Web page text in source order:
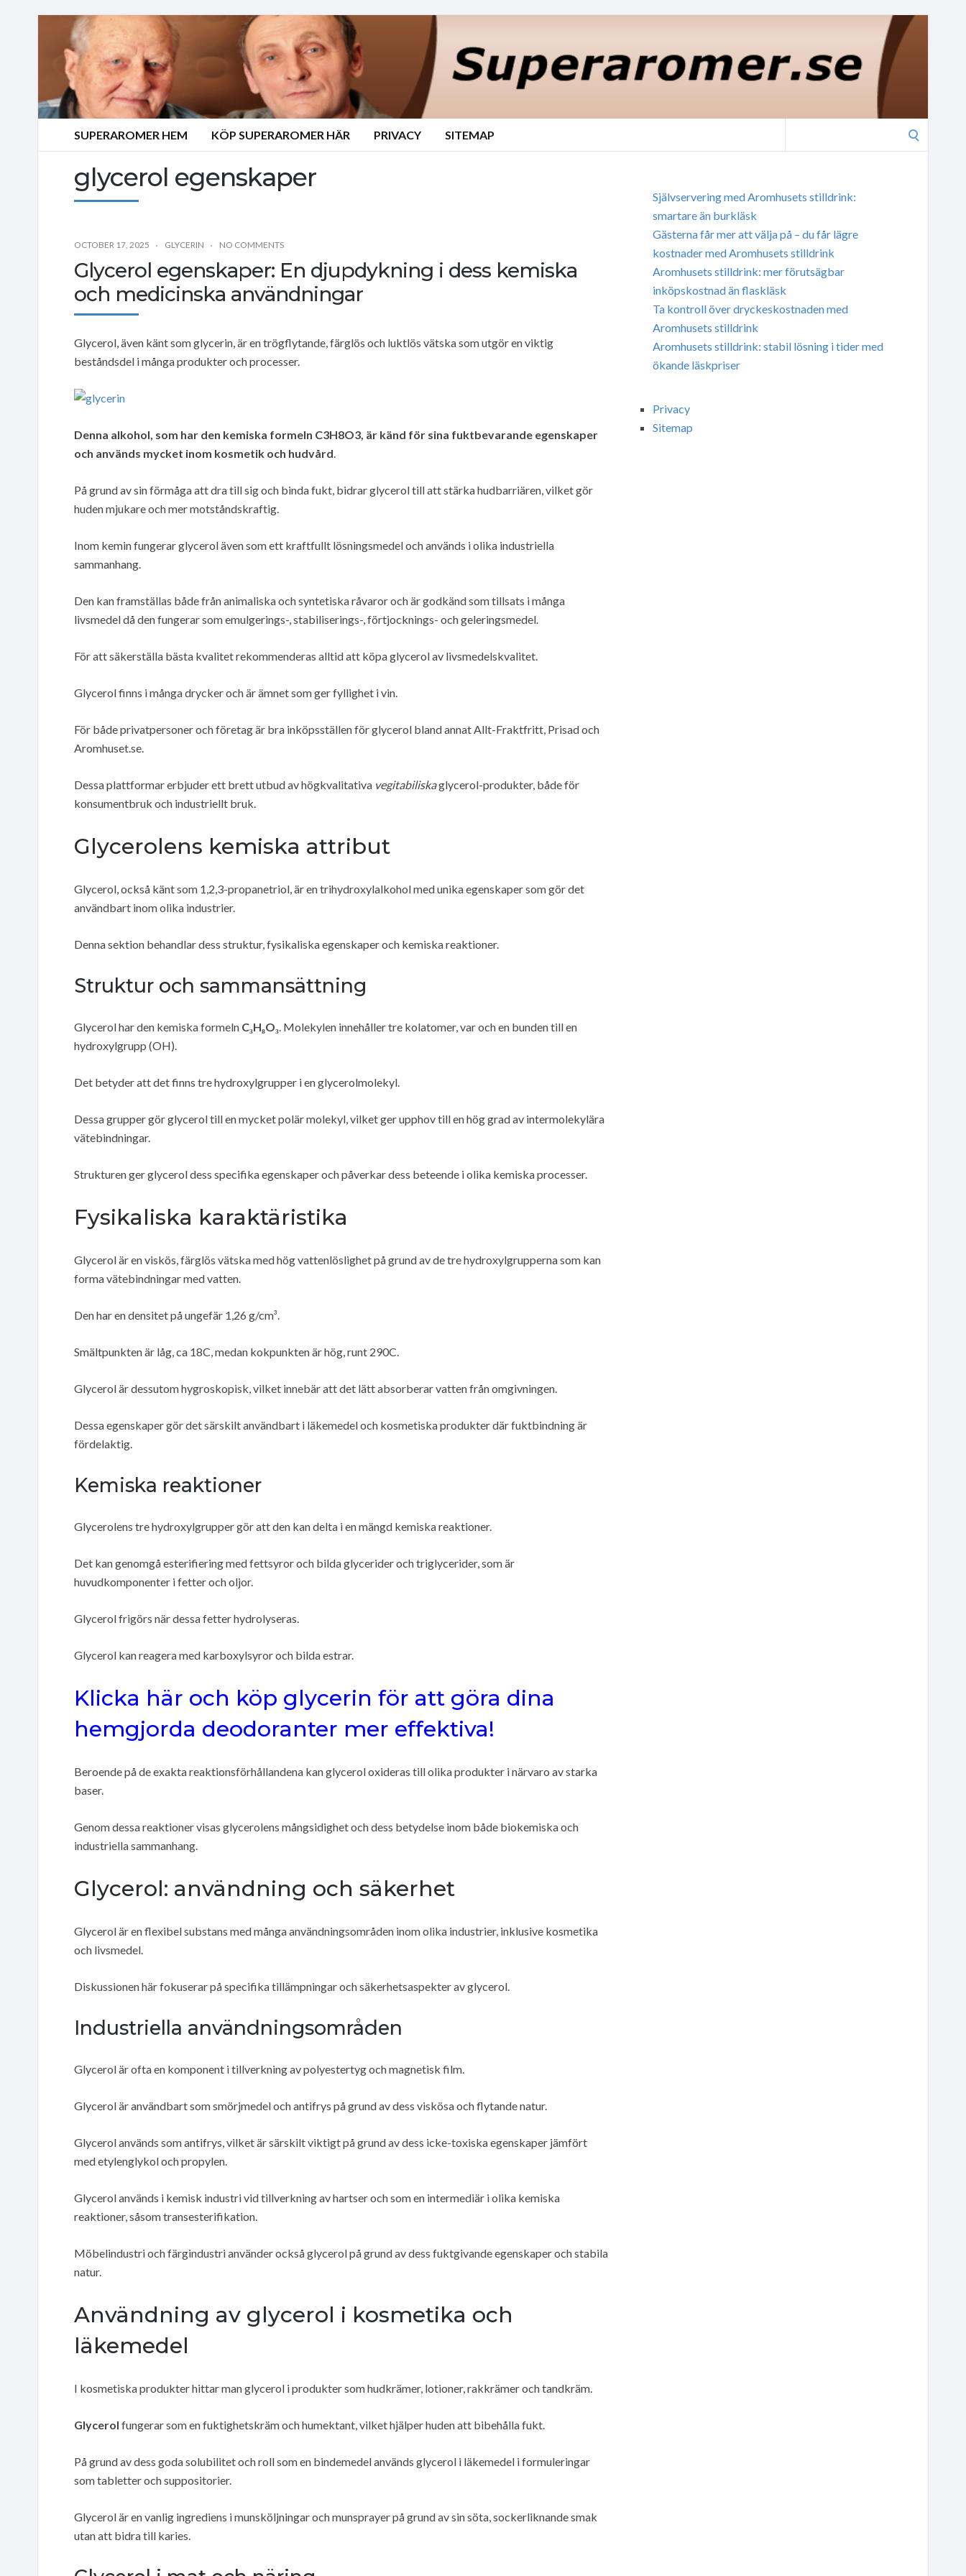
SUPERAROMER HEM KÖP SUPERAROMER HÄR PRIVACY SITEMAP
glycerol egenskaper
OCTOBER 17, 2025 GLYCERIN NO COMMENTS
Glycerol egenskaper: En djupdykning i dess kemiska
och medicinska användningar
Glycerol, även känt som glycerin, är en trögflytande, färglös och luktlös vätska som utgör en viktig
beståndsdel i många produkter och processer.
Denna alkohol, som har den kemiska formeln C3H8O3, är känd för sina fuktbevarande egenskaper
och används mycket inom kosmetik och hudvård.
På grund av sin förmåga att dra till sig och binda fukt, bidrar glycerol till att stärka hudbarriären, vilket gör
huden mjukare och mer motståndskraftig.
Inom kemin fungerar glycerol även som ett kraftfullt lösningsmedel och används i olika industriella
sammanhang.
Den kan framställas både från animaliska och syntetiska råvaror och är godkänd som tillsats i många
livsmedel då den fungerar som emulgerings-, stabiliserings-, förtjocknings- och geleringsmedel.
För att säkerställa bästa kvalitet rekommenderas alltid att köpa glycerol av livsmedelskvalitet.
Glycerol finns i många drycker och är ämnet som ger fyllighet i vin.
För både privatpersoner och företag är bra inköpsställen för glycerol bland annat Allt-Fraktfritt, Prisad och
Aromhuset.se.
Dessa plattformar erbjuder ett brett utbud av högkvalitativa vegitabiliskaglycerol-produkter, både för
konsumentbruk och industriellt bruk.
Glycerolens kemiska attribut
Glycerol, också känt som 1,2,3-propanetriol, är en trihydroxylalkohol med unika egenskaper som gör det
användbart inom olika industrier.
Denna sektion behandlar dess struktur, fysikaliska egenskaper och kemiska reaktioner.
Struktur och sammansättning
Glycerol har den kemiska formeln C₃H₈O₃. Molekylen innehåller tre kolatomer, var och en bunden till en
hydroxylgrupp (OH).
Det betyder att det finns tre hydroxylgrupper i en glycerolmolekyl.
Dessa grupper gör glycerol till en mycket polär molekyl, vilket ger upphov till en hög grad av intermolekylära
vätebindningar.
Strukturen ger glycerol dess specifika egenskaper och påverkar dess beteende i olika kemiska processer.
Fysikaliska karaktäristika
Glycerol är en viskös, färglös vätska med hög vattenlöslighet på grund av de tre hydroxylgrupperna som kan
forma vätebindningar med vatten.
Den har en densitet på ungefär 1,26 g/cm³.
Smältpunkten är låg, ca 18C, medan kokpunkten är hög, runt 290C.
Glycerol är dessutom hygroskopisk, vilket innebär att det lätt absorberar vatten från omgivningen.
Dessa egenskaper gör det särskilt användbart i läkemedel och kosmetiska produkter där fuktbindning är
fördelaktig.
Kemiska reaktioner
Glycerolens tre hydroxylgrupper gör att den kan delta i en mängd kemiska reaktioner.
Det kan genomgå esterifiering med fettsyror och bilda glycerider och triglycerider, som är
huvudkomponenter i fetter och oljor.
Glycerol frigörs när dessa fetter hydrolyseras.
Glycerol kan reagera med karboxylsyror och bilda estrar.
Klicka här och köp glycerin för att göra dina
hemgjorda deodoranter mer effektiva!
Beroende på de exakta reaktionsförhållandena kan glycerol oxideras till olika produkter i närvaro av starka
baser.
Genom dessa reaktioner visas glycerolens mångsidighet och dess betydelse inom både biokemiska och
industriella sammanhang.
Glycerol: användning och säkerhet
Glycerol är en flexibel substans med många användningsområden inom olika industrier, inklusive kosmetika
och livsmedel.
Diskussionen här fokuserar på specifika tillämpningar och säkerhetsaspekter av glycerol.
Industriella användningsområden
Glycerol är ofta en komponent i tillverkning av polyestertyg och magnetisk film.
Glycerol är användbart som smörjmedel och antifrys på grund av dess viskösa och flytande natur.
Glycerol används som antifrys, vilket är särskilt viktigt på grund av dess icke-toxiska egenskaper jämfört
med etylenglykol och propylen.
Glycerol används i kemisk industri vid tillverkning av hartser och som en intermediär i olika kemiska
reaktioner, såsom transesterifikation.
Möbelindustri och färgindustri använder också glycerol på grund av dess fuktgivande egenskaper och stabila
natur.
Användning av glycerol i kosmetika och
läkemedel
I kosmetiska produkter hittar man glycerol i produkter som hudkrämer, lotioner, rakkrämer och tandkräm.
Glycerol fungerar som en fuktighetskräm och humektant, vilket hjälper huden att bibehålla fukt.
På grund av dess goda solubilitet och roll som en bindemedel används glycerol i läkemedel i formuleringar
som tabletter och suppositorier.
Glycerol är en vanlig ingrediens i munsköljningar och munsprayer på grund av sin söta, sockerliknande smak
utan att bidra till karies.
Självservering med Aromhusets stilldrink:
smartare än burkläsk
Gästerna får mer att välja på – du får lägre
kostnader med Aromhusets stilldrink
Aromhusets stilldrink: mer förutsägbar
inköpskostnad än flaskläsk
Ta kontroll över dryckeskostnaden med
Aromhusets stilldrink
Aromhusets stilldrink: stabil lösning i tider med
ökande läskpriser
Privacy
Sitemap